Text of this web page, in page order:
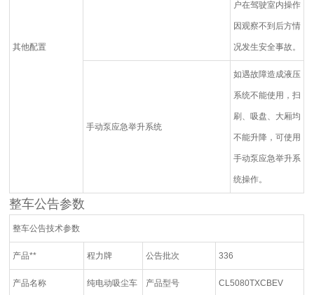
其他配置
户在驾驶室内操作
因观察不到后方情
况发生安全事故。
手动泵应急举升系统
如遇故障造成液压
系统不能使用，扫
刷、吸盘、大厢均
不能升降，可使用
手动泵应急举升系
统操作。
整车公告参数
整车公告技术参数
产品** 程力牌 公告批次 336
产品名称 纯电动吸尘车 产品型号 CL5080TXCBEV